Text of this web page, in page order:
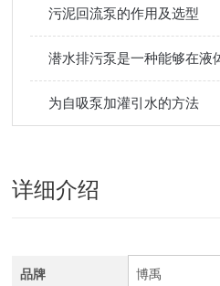
污泥回流泵的作用及选型
潜水排污泵是一种能够在液
为自吸泵加灌引水的方法
详细介绍
品牌 博禹